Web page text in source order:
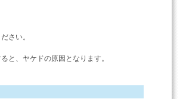
さい。
と、ヤケドの原因となります。